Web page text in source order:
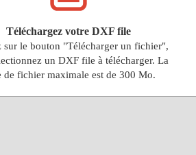
Téléchargez votre DXF file
sur le bouton "Télécharger un fichier",
un DXF file à télécharger. La
de fichier maximale est de 300 Mo.